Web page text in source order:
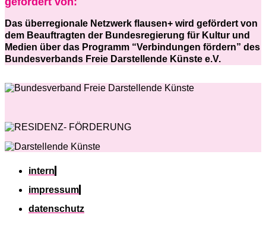
Das überregionale Netzwerk flausen+ wird gefördert von
dem Beauftragten der Bundesregierung für Kultur und
Medien über das Programm “Verbindungen fördern” des
Bundesverbands Freie Darstellende Künste e.V.
intern
impressum
datenschutz